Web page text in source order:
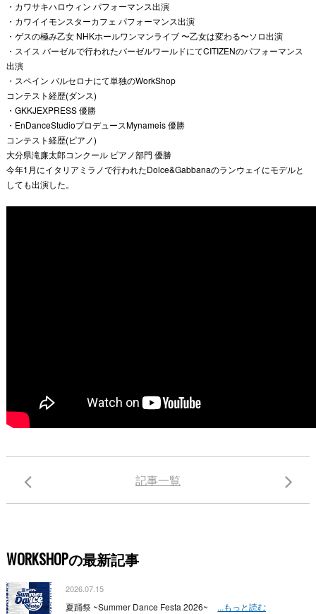
・カワサキハロウィン パフォーマンス出演
・カワイイモンスターカフェ パフォーマンス出演
・ゲスの極み乙女 NHKホールワンマンライブ 〜乙女は変わる〜ソロ出演
・スイス バーゼルで行われたバーゼルワールドにてCITIZENのパフォーマンス
出演
・スペイン バルセロナにて単独のWorkShop
コンテスト経歴(ダンス)
・GKKJEXPRESS 優勝
・EnDanceStudioプロデュースMynameis 優勝
コンテスト経歴(ピアノ)
大分県滝廉太郎コンクール ピアノ部門 優勝
今年1月にイタリアミラノで行われたDolce&Gabbanaのランウェイにモデルと
しても出演した。
記事一覧
WORKSHOPの最新記事
2026.07.15
夏踊祭 ~Summer Dance Festa 2026~ ...もっと読む